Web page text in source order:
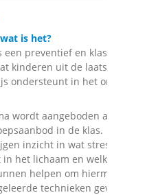
is het?
een preventief en klassikaal
kinderen uit de laatste graad
ondersteunt in het omgaan
wordt aangeboden als een
in de klas.
inzicht in wat stress is, hoe
het lichaam en welke
helpen om hiermee om te
technieken geven ook